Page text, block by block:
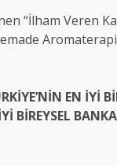
“İlham Veren
Aromaterapi
EN İYİ
BİREYSEL